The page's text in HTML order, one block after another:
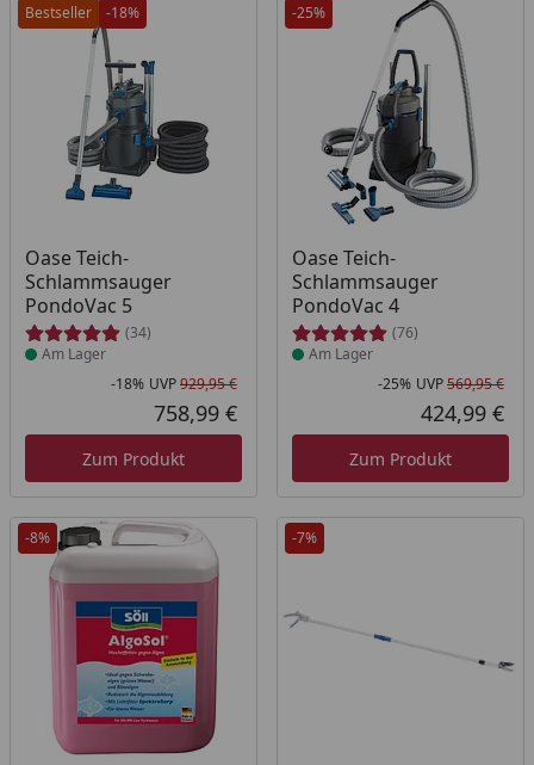
Bestseller -18%
Oase Teich-
Schlammsauger
PondoVac 5
(34)
Produkt am Lager
Am Lager
Rabatt in Prozent
-18%
Ursprünglicher Preis
UVP929,95 €
Aktueller Preis
758,99 €
Zum Produkt
-25%
Oase Teich-
Schlammsauger
PondoVac 4
(76)
Produkt am Lager
Am Lager
-25% UVP569,95 €
424,99 €
Zum Produkt
-8% -7%